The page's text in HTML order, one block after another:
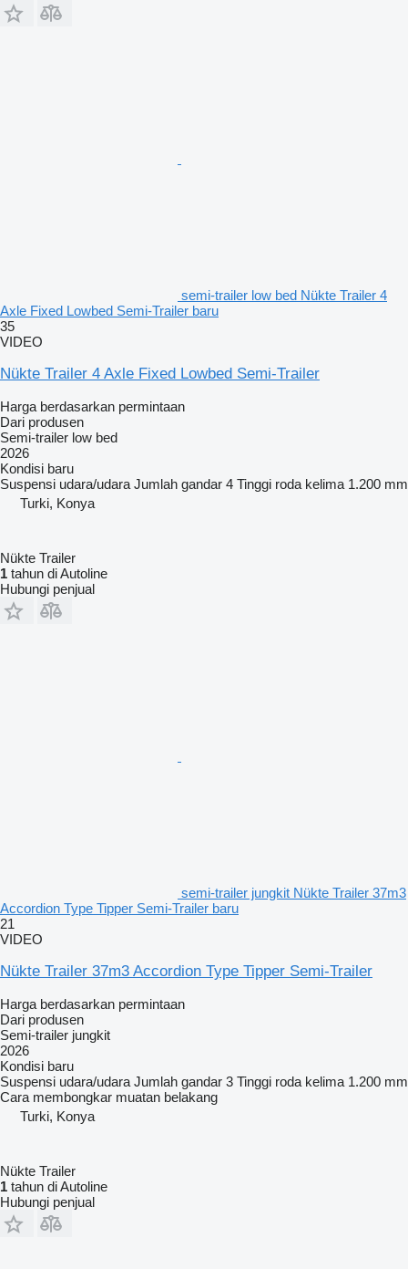
semi-trailer low bed Nükte Trailer 4
Axle Fixed Lowbed Semi-Trailer baru
35
VIDEO
Nükte Trailer 4 Axle Fixed Lowbed Semi-Trailer
Harga berdasarkan permintaan
Dari produsen
Semi-trailer low bed
2026
Kondisi baru
Suspensi udara/udara Jumlah gandar 4 Tinggi roda kelima 1.200 mm
Turki, Konya
Nükte Trailer
1 tahun di Autoline
Hubungi penjual
semi-trailer jungkit Nükte Trailer 37m3
Accordion Type Tipper Semi-Trailer baru
21
VIDEO
Nükte Trailer 37m3 Accordion Type Tipper Semi-Trailer
Harga berdasarkan permintaan
Dari produsen
Semi-trailer jungkit
2026
Kondisi baru
Suspensi udara/udara Jumlah gandar 3 Tinggi roda kelima 1.200 mm
Cara membongkar muatan belakang
Turki, Konya
Nükte Trailer
1 tahun di Autoline
Hubungi penjual